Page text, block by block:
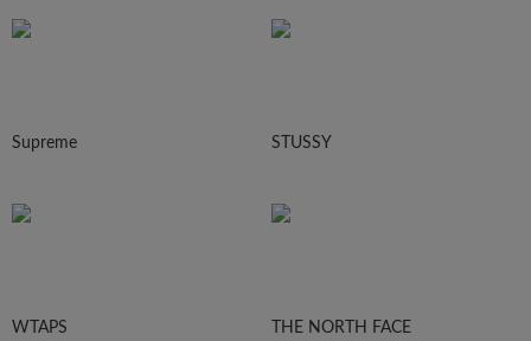
Supreme STUSSY
WTAPS THE NORTH FACE